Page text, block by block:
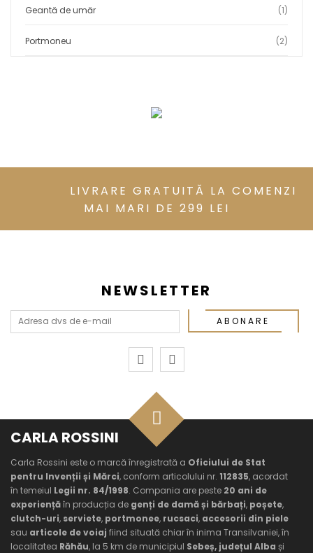
Geantă de umăr (1)
Portmoneu (2)
LIVRARE GRATUITĂ LA COMENZI
MAI MARI DE 299 LEI
NEWSLETTER
ABONARE
CARLA ROSSINI
Carla Rossini este o marcă înregistrată a Oficiului de Stat
pentru Invenții și Mărci, conform articolului nr. 112835, acordat
în temeiul Legii nr. 84/1998. Compania are peste 20 ani de
experiențăîn producția de genți de damă și bărbați, poșete,
clutch-uri, serviete, portmonee, rucsaci, accesorii din piele
sau articole de voiaj fiind situată chiar în inima Transilvaniei, în
localitatea Răhău, la 5 km de municipiul Sebeș, județul Alba și